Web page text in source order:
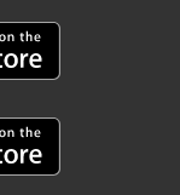
चलते साहू को